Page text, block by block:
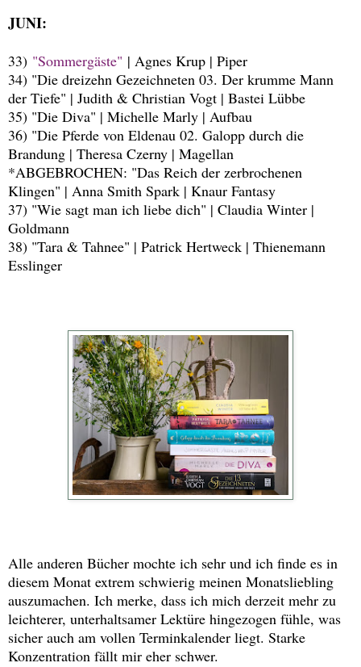
JUNI:
33) "Sommergäste" | Agnes Krup | Piper
34) "Die dreizehn Gezeichneten 03. Der krumme Mann
der Tiefe" | Judith & Christian Vogt | Bastei Lübbe
35) "Die Diva" | Michelle Marly | Aufbau
36) "Die Pferde von Eldenau 02. Galopp durch die
Brandung | Theresa Czerny | Magellan
*ABGEBROCHEN: "Das Reich der zerbrochenen
Klingen" | Anna Smith Spark | Knaur Fantasy
37) "Wie sagt man ich liebe dich" | Claudia Winter |
Goldmann
38) "Tara & Tahnee" | Patrick Hertweck | Thienemann
Esslinger
Alle anderen Bücher mochte ich sehr und ich finde es in
diesem Monat extrem schwierig meinen Monatsliebling
auszumachen. Ich merke, dass ich mich derzeit mehr zu
leichterer, unterhaltsamer Lektüre hingezogen fühle, was
sicher auch am vollen Terminkalender liegt. Starke
Konzentration fällt mir eher schwer.